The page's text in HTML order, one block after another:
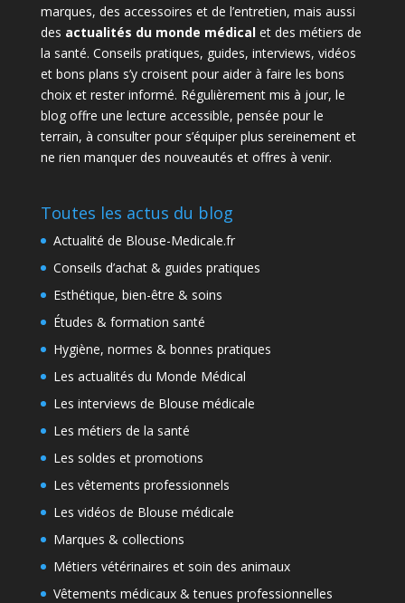
marques, des accessoires et de l’entretien, mais aussi
des actualités du monde médicalet des métiers de
la santé. Conseils pratiques, guides, interviews, vidéos
et bons plans s’y croisent pour aider à faire les bons
choix et rester informé. Régulièrement mis à jour, le
blog offre une lecture accessible, pensée pour le
terrain, à consulter pour s’équiper plus sereinement et
ne rien manquer des nouveautés et offres à venir.
Toutes les actus du blog
Actualité de Blouse-Medicale.fr
Conseils d’achat & guides pratiques
Esthétique, bien-être & soins
Études & formation santé
Hygiène, normes & bonnes pratiques
Les actualités du Monde Médical
Les interviews de Blouse médicale
Les métiers de la santé
Les soldes et promotions
Les vêtements professionnels
Les vidéos de Blouse médicale
Marques & collections
Métiers vétérinaires et soin des animaux
Vêtements médicaux & tenues professionnelles